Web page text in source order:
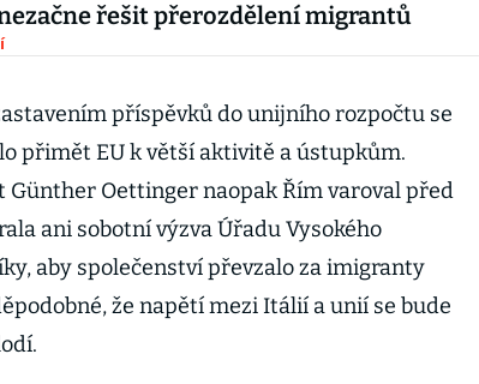
řešit přerozdělení migrantů
příspěvků do unijního rozpočtu se
přimět EU k větší aktivitě a ústupkům.
Günther Oettinger naopak Řím varoval před
ani sobotní výzva Úřadu Vysokého
aby společenství převzalo za imigranty
že napětí mezi Itálií a unií se bude